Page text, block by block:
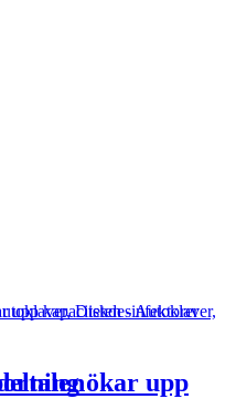
ökar upp